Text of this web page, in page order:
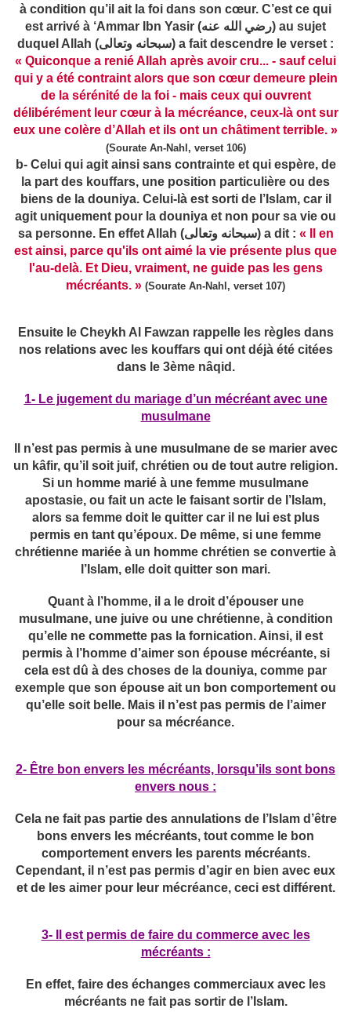
à condition qu’il ait la foi dans son cœur. C’est ce qui
est arrivé à ‘Ammar Ibn Yasir (رضي الله عنه) au sujet
duquel Allah (سبحانه وتعالى) a fait descendre le verset :
« Quiconque a renié Allah après avoir cru... - sauf celui
qui y a été contraint alors que son cœur demeure plein
de la sérénité de la foi - mais ceux qui ouvrent
délibérément leur cœur à la mécréance, ceux-là ont sur
eux une colère d’Allah et ils ont un châtiment terrible. »
(Sourate An-Nahl, verset 106)
b- Celui qui agit ainsi sans contrainte et qui espère, de
la part des kouffars, une position particulière ou des
biens de la douniya. Celui-là est sorti de l’Islam, car il
agit uniquement pour la douniya et non pour sa vie ou
sa personne. En effet Allah (سبحانه وتعالى) a dit : « Il en
est ainsi, parce qu'ils ont aimé la vie présente plus que
l'au-delà. Et Dieu, vraiment, ne guide pas les gens
mécréants. » (Sourate An-Nahl, verset 107)
Ensuite le Cheykh Al Fawzan rappelle les règles dans
nos relations avec les kouffars qui ont déjà été citées
dans le 3ème nâqid.
1- Le jugement du mariage d’un mécréant avec une
musulmane
Il n’est pas permis à une musulmane de se marier avec
un kâfir, qu’il soit juif, chrétien ou de tout autre religion.
Si un homme marié à une femme musulmane
apostasie, ou fait un acte le faisant sortir de l’Islam,
alors sa femme doit le quitter car il ne lui est plus
permis en tant qu’époux. De même, si une femme
chrétienne mariée à un homme chrétien se convertie à
l’Islam, elle doit quitter son mari.
Quant à l’homme, il a le droit d’épouser une
musulmane, une juive ou une chrétienne, à condition
qu’elle ne commette pas la fornication. Ainsi, il est
permis à l’homme d’aimer son épouse mécréante, si
cela est dû à des choses de la douniya, comme par
exemple que son épouse ait un bon comportement ou
qu’elle soit belle. Mais il n’est pas permis de l’aimer
pour sa mécréance.
2- Être bon envers les mécréants, lorsqu’ils sont bons
envers nous :
Cela ne fait pas partie des annulations de l’Islam d’être
bons envers les mécréants, tout comme le bon
comportement envers les parents mécréants.
Cependant, il n’est pas permis d’agir en bien avec eux
et de les aimer pour leur mécréance, ceci est différent.
3- Il est permis de faire du commerce avec les
mécréants :
En effet, faire des échanges commerciaux avec les
mécréants ne fait pas sortir de l’Islam.